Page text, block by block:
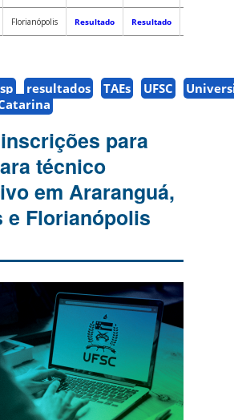
Florianópolis Resultado Resultado
resultados TAEs UFSC
para
técnico
em Araranguá,
e Florianópolis